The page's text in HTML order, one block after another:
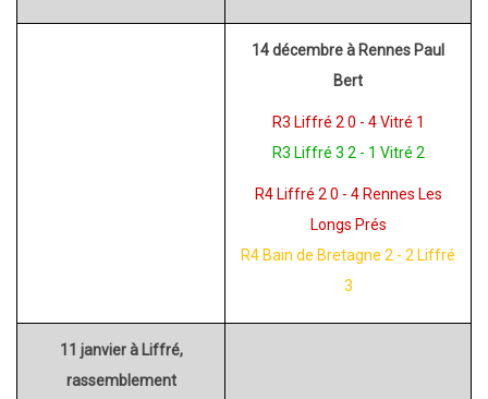
14 décembre à Rennes Paul
Bert
R3 Liffré 2 0 - 4 Vitré 1
R3 Liffré 3 2 - 1 Vitré 2
R4 Liffré 2 0 - 4 Rennes Les
Longs Prés
R4 Bain de Bretagne 2 - 2 Liffré
3
11 janvier à Liffré,
rassemblement